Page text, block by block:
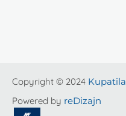
Copyright © 2024 Kupatila
Powered by reDizajn